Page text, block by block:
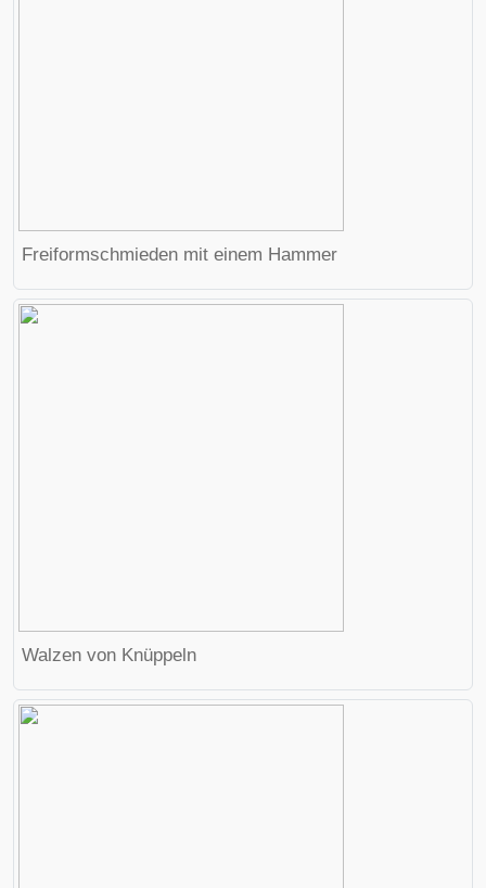
Freiformschmieden mit einem Hammer
Walzen von Knüppeln